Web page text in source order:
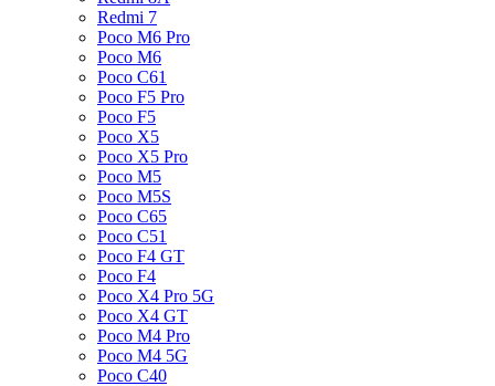
Redmi 7
Poco M6 Pro
Poco M6
Poco C61
Poco F5 Pro
Poco F5
Poco X5
Poco X5 Pro
Poco M5
Poco M5S
Poco C65
Poco C51
Poco F4 GT
Poco F4
Poco X4 Pro 5G
Poco X4 GT
Poco M4 Pro
Poco M4 5G
Poco C40